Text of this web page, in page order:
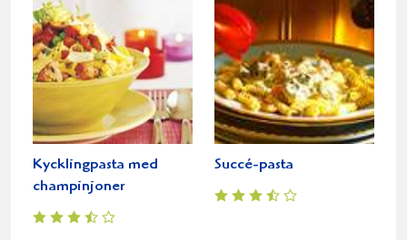
Kycklingpasta med
champinjoner
Succé-pasta